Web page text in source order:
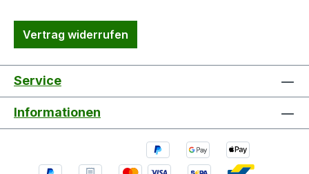
Vertrag widerrufen
Service
Informationen